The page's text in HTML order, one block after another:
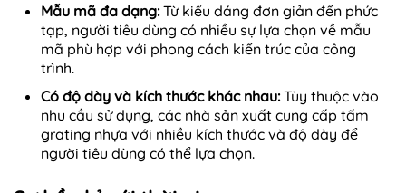
Mẫu mã đa dạng:Từ kiểu dáng đơn giản đến phức
tạp, người tiêu dùng có nhiều sự lựa chọn về mẫu
mã phù hợp với phong cách kiến trúc của công
trình.
Có độ dày và kích thước khác nhau:Tùy thuộc vào
nhu cầu sử dụng, các nhà sản xuất cung cấp tấm
grating nhựa với nhiều kích thước và độ dày để
người tiêu dùng có thể lựa chọn.